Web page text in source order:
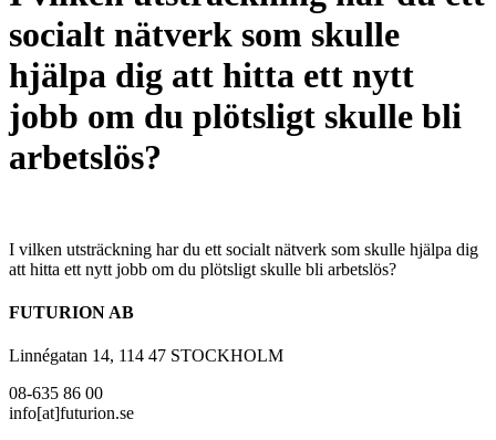
socialt nätverk som skulle
hjälpa dig att hitta ett nytt
jobb om du plötsligt skulle bli
arbetslös?
I vilken utsträckning har du ett socialt nätverk som skulle hjälpa dig
att hitta ett nytt jobb om du plötsligt skulle bli arbetslös?
FUTURION AB
Linnégatan 14, 114 47 STOCKHOLM
08-635 86 00
info[at]futurion.se